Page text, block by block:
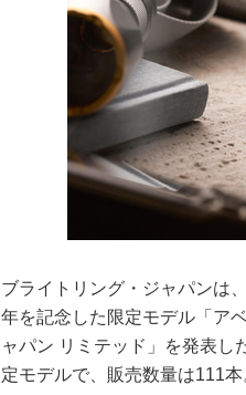
ブライトリング・ジャパンは
年を記念した限定モデル「ア
ャパン リミテッド」を発表し
定モデルで、販売数量は111本